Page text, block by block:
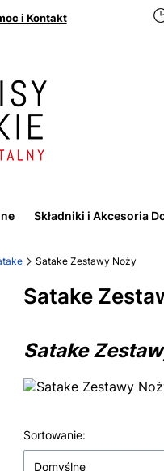
i Kontakt
Składniki i Akcesoria
Satake Zestawy Noży
Satake
Satake
Lista produktów
Sortowanie:
Domyślne